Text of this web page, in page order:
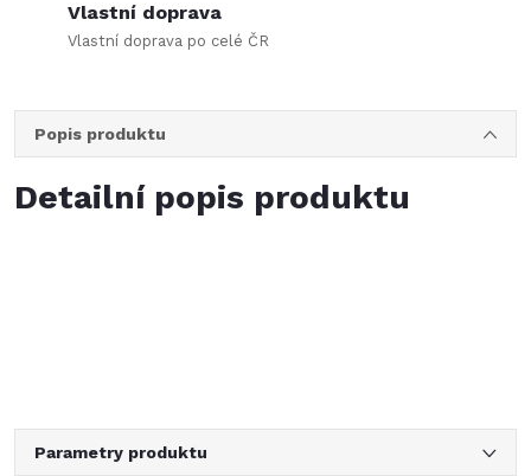
Vlastní doprava
Vlastní doprava po celé ČR
Popis produktu
Detailní popis produktu
Parametry produktu